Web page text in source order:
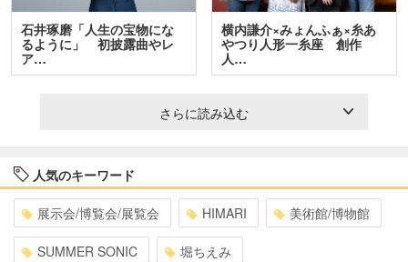
石井琢磨「人生の宝物にな
るように」 初披露曲やレ
ア…
横内謙介×みょんふぁ×糸あ
やつり人形一糸座 創作
人…
さらに読み込む
人気のキーワード
展示会/博覧会/展覧会 HIMARI 美術館/博物館
SUMMER SONIC 堀ちえみ